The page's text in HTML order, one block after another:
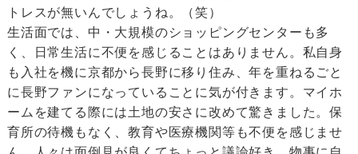
トレスが無いんでしょうね。（笑）
生活面では、中・大規模のショッピングセンターも多
く、日常生活に不便を感じることはありません。私自身
も入社を機に京都から長野に移り住み、年を重ねるごと
に長野ファンになっていることに気が付きます。マイホ
ームを建てる際には土地の安さに改めて驚きました。保
育所の待機もなく、教育や医療機関等も不便を感じませ